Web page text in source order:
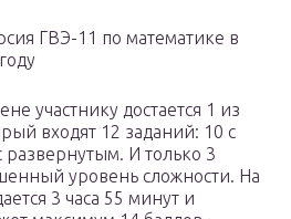
ГВЭ-11 по математике в
участнику достается 1 из
входят 12 заданий: 10 с
развернутым. И только 3
уровень сложности. На
3 часа 55 минут и